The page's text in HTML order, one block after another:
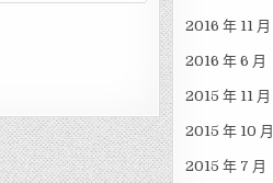
2016 年 11 月
2016 年 6 月
2015 年 11 月
2015 年 10 月
2015 年 7 月